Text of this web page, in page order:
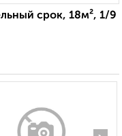
срок, 18м², 1/9